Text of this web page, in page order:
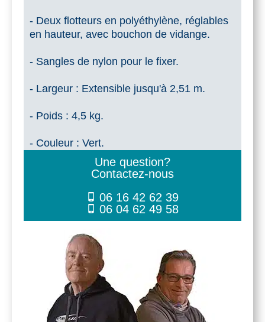
- Deux flotteurs en polyéthylène, réglables
en hauteur, avec bouchon de vidange.
- Sangles de nylon pour le fixer.
- Largeur : Extensible jusqu'à 2,51 m.
- Poids : 4,5 kg.
- Couleur : Vert.
Une question?
Contactez-nous
06 16 42 62 39
06 04 62 49 58